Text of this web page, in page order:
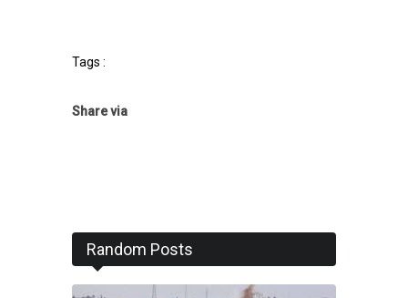
Tags :
Share via
Random Posts